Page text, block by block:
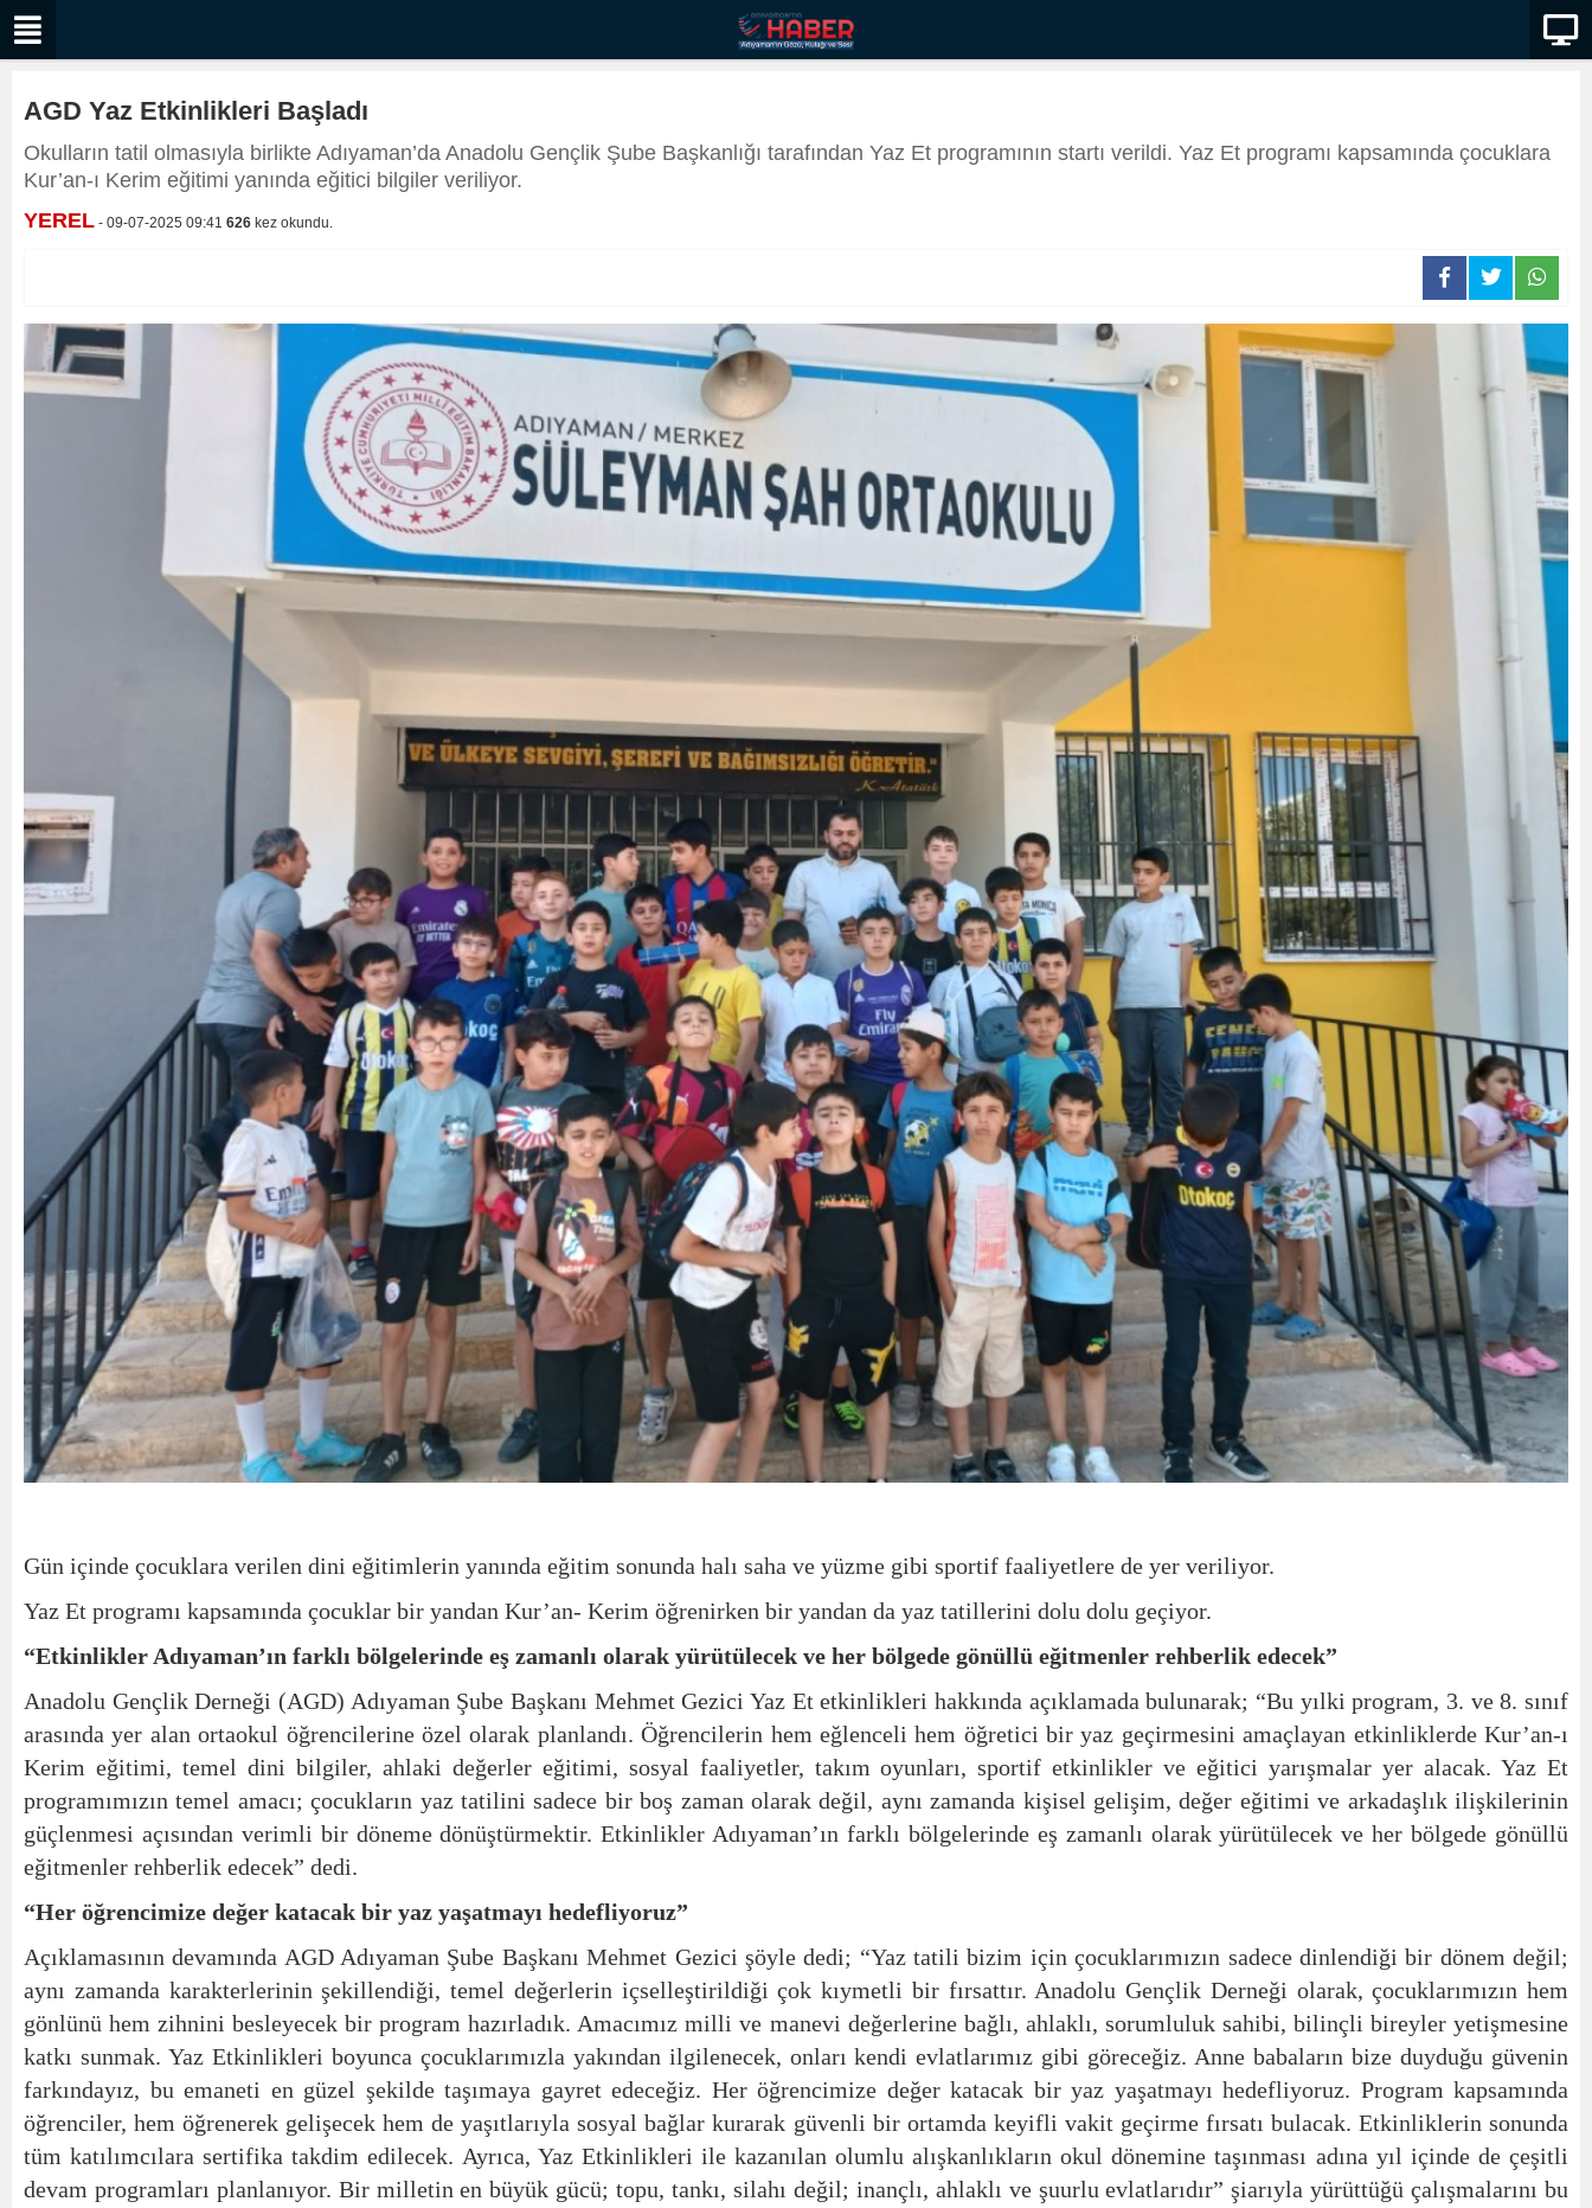
AGD Yaz Etkinlikleri Başladı
Okulların tatil olmasıyla birlikte Adıyaman’da Anadolu Gençlik Şube Başkanlığı tarafından Yaz Et programının startı verildi. Yaz Et programı kapsamında çocuklara
Kur’an-ı Kerim eğitimi yanında eğitici bilgiler veriliyor.
YEREL - 09-07-2025 09:41 626 kez okundu.
Gün içinde çocuklara verilen dini eğitimlerin yanında eğitim sonunda halı saha ve yüzme gibi sportif faaliyetlere de yer veriliyor.
Yaz Et programı kapsamında çocuklar bir yandan Kur’an- Kerim öğrenirken bir yandan da yaz tatillerini dolu dolu geçiyor.
“Etkinlikler Adıyaman’ın farklı bölgelerinde eş zamanlı olarak yürütülecek ve her bölgede gönüllü eğitmenler rehberlik edecek”
Anadolu Gençlik Derneği (AGD) Adıyaman Şube Başkanı Mehmet Gezici Yaz Et etkinlikleri hakkında açıklamada bulunarak; “Bu yılki program, 3. ve 8. sınıf
arasında yer alan ortaokul öğrencilerine özel olarak planlandı. Öğrencilerin hem eğlenceli hem öğretici bir yaz geçirmesini amaçlayan etkinliklerde Kur’an-ı
Kerim eğitimi, temel dini bilgiler, ahlaki değerler eğitimi, sosyal faaliyetler, takım oyunları, sportif etkinlikler ve eğitici yarışmalar yer alacak. Yaz Et
programımızın temel amacı; çocukların yaz tatilini sadece bir boş zaman olarak değil, aynı zamanda kişisel gelişim, değer eğitimi ve arkadaşlık ilişkilerinin
güçlenmesi açısından verimli bir döneme dönüştürmektir. Etkinlikler Adıyaman’ın farklı bölgelerinde eş zamanlı olarak yürütülecek ve her bölgede gönüllü
eğitmenler rehberlik edecek” dedi.
“Her öğrencimize değer katacak bir yaz yaşatmayı hedefliyoruz”
Açıklamasının devamında AGD Adıyaman Şube Başkanı Mehmet Gezici şöyle dedi; “Yaz tatili bizim için çocuklarımızın sadece dinlendiği bir dönem değil;
aynı zamanda karakterlerinin şekillendiği, temel değerlerin içselleştirildiği çok kıymetli bir fırsattır. Anadolu Gençlik Derneği olarak, çocuklarımızın hem
gönlünü hem zihnini besleyecek bir program hazırladık. Amacımız milli ve manevi değerlerine bağlı, ahlaklı, sorumluluk sahibi, bilinçli bireyler yetişmesine
katkı sunmak. Yaz Etkinlikleri boyunca çocuklarımızla yakından ilgilenecek, onları kendi evlatlarımız gibi göreceğiz. Anne babaların bize duyduğu güvenin
farkındayız, bu emaneti en güzel şekilde taşımaya gayret edeceğiz. Her öğrencimize değer katacak bir yaz yaşatmayı hedefliyoruz. Program kapsamında
öğrenciler, hem öğrenerek gelişecek hem de yaşıtlarıyla sosyal bağlar kurarak güvenli bir ortamda keyifli vakit geçirme fırsatı bulacak. Etkinliklerin sonunda
tüm katılımcılara sertifika takdim edilecek. Ayrıca, Yaz Etkinlikleri ile kazanılan olumlu alışkanlıkların okul dönemine taşınması adına yıl içinde de çeşitli
devam programları planlanıyor. Bir milletin en büyük gücü; topu, tankı, silahı değil; inançlı, ahlaklı ve şuurlu evlatlarıdır” şiarıyla yürüttüğü çalışmalarını bu